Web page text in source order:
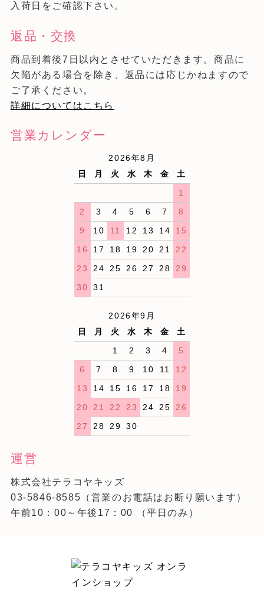
入荷日をご確認下さい。
返品・交換
商品到着後7日以内とさせていただきます。商品に
欠陥がある場合を除き、返品には応じかねますので
ご了承ください。
詳細についてはこちら
営業カレンダー
2026年8月
日
月 火 水 木 金
土
1
2
3 4 5 6 7
8
9
10 11 12 13 14
15
16
17 18 19 20 21
22
23
24 25 26 27 28
29
30
31
2026年9月
日
月 火 水 木 金
土
1
2 3 4
5
6
7 8 9 10 11
12
13
14 15 16 17 18
19
20
21 22 23 24 25
26
27
28 29 30
運営
株式会社テラコヤキッズ
03-5846-8585 （営業のお電話はお断り願います）
午前10：00～午後17：00 （平日のみ）